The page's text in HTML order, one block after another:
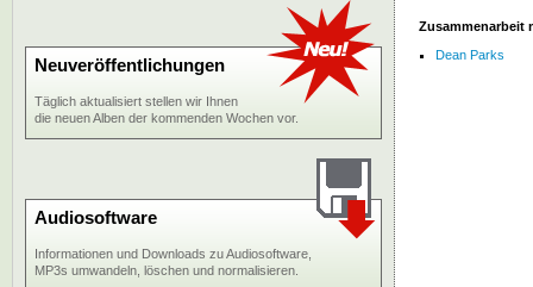
Zusammenarbeit
Dean Parks
Neuveröffentlichungen
Täglich aktualisiert stellen wir Ihnen
die neuen Alben der kommenden Wochen vor.
Audiosoftware
Informationen und Downloads zu Audiosoftware,
MP3s umwandeln, löschen und normalisieren.